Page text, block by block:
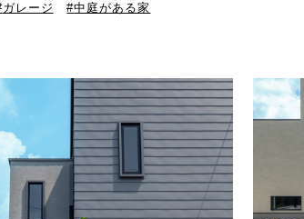
ガレージ 中庭がある家